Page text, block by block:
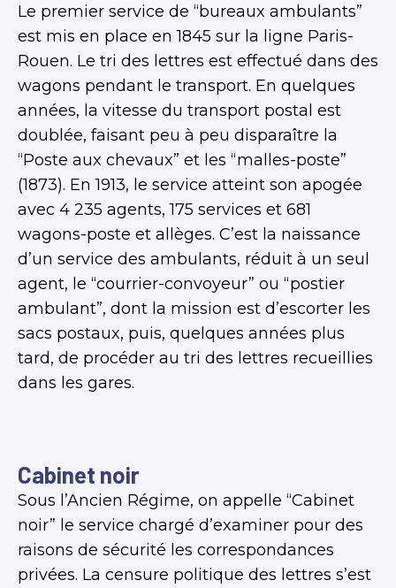
Le premier service de “bureaux ambulants”
est mis en place en 1845 sur la ligne Paris-
Rouen. Le tri des lettres est effectué dans des
wagons pendant le transport. En quelques
années, la vitesse du transport postal est
doublée, faisant peu à peu disparaître la
“Poste aux chevaux” et les “malles-poste”
(1873). En 1913, le service atteint son apogée
avec 4 235 agents, 175 services et 681
wagons-poste et allèges. C’est la naissance
d’un service des ambulants, réduit à un seul
agent, le “courrier-convoyeur” ou “postier
ambulant”, dont la mission est d’escorter les
sacs postaux, puis, quelques années plus
tard, de procéder au tri des lettres recueillies
dans les gares.
Cabinet noir
Sous l’Ancien Régime, on appelle “Cabinet
noir” le service chargé d’examiner pour des
raisons de sécurité les correspondances
privées. La censure politique des lettres s’est